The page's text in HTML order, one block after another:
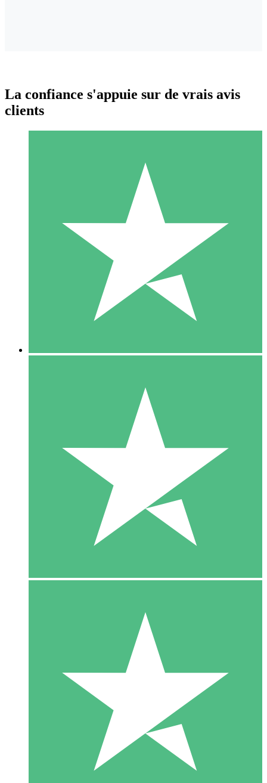
Packs de Crédits Individuels
Payez à l'utilisation avec des crédits de téléchargement. Sans
1 Téléchargement
10 00
10 Téléchargements
20 00
La confiance s'appuie sur de vrais avis
clients